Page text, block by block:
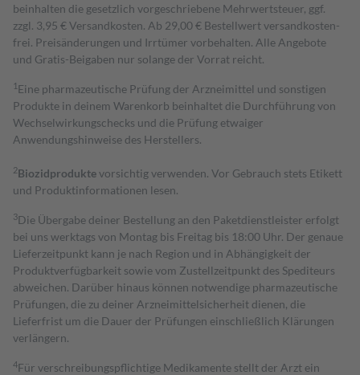
beinhalten die gesetzlich vorgeschriebene Mehrwertsteuer, ggf.
zzgl. 3,95 € Versandkosten. Ab 29,00 € Bestell­wert versand­kosten­
frei. Preisänderungen und Irrtümer vorbehalten. Alle Angebote
und Gratis-Beigaben nur solange der Vorrat reicht.
1 Eine pharmazeutische Prüfung der Arzneimittel und sonstigen
Produkte in deinem Warenkorb beinhaltet die Durchführung von
Wechselwirkungschecks und die Prüfung etwaiger
Anwendungshinweise des Herstellers.
2Biozidproduktevorsichtig verwenden. Vor Gebrauch stets Etikett
und Produktinformationen lesen.
3Die Übergabe deiner Bestellung an den Paketdienstleister erfolgt
bei uns werktags von Montag bis Freitag bis 18:00 Uhr. Der genaue
Lieferzeitpunkt kann je nach Region und in Abhängigkeit der
Produktverfügbarkeit sowie vom Zustellzeitpunkt des Spediteurs
abweichen. Darüber hinaus können notwendige pharmazeutische
Prüfungen, die zu deiner Arzneimittelsicherheit dienen, die
Lieferfrist um die Dauer der Prüfungen einschließlich Klärungen
verlängern.
4Für verschreibungspflichtige Medikamente stellt der Arzt ein